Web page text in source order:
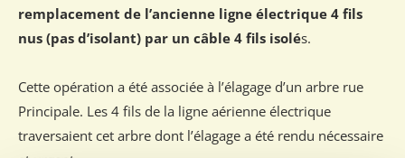
remplacement de l’ancienne ligne électrique 4 fils
nus (pas d’isolant) par un câble 4 fils isolés.
Cette opération a été associée à l’élagage d’un arbre rue
Principale. Les 4 fils de la ligne aérienne électrique
traversaient cet arbre dont l’élagage a été rendu nécessaire